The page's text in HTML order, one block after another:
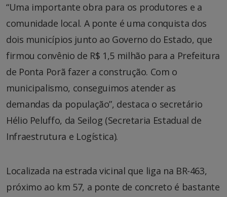
“Uma importante obra para os produtores e a
comunidade local. A ponte é uma conquista dos
dois municípios junto ao Governo do Estado, que
firmou convênio de R$ 1,5 milhão para a Prefeitura
de Ponta Porã fazer a construção. Com o
municipalismo, conseguimos atender as
demandas da população”, destaca o secretário
Hélio Peluffo, da Seilog (Secretaria Estadual de
Infraestrutura e Logística).
Localizada na estrada vicinal que liga na BR-463,
próximo ao km 57, a ponte de concreto é bastante